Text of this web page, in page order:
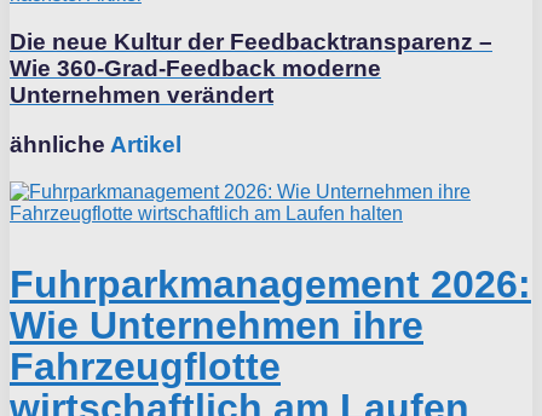
Die neue Kultur der Feedbacktransparenz –
Wie 360-Grad-Feedback moderne
Unternehmen verändert
ähnliche Artikel
Fuhrparkmanagement 2026:
Wie Unternehmen ihre
Fahrzeugflotte
wirtschaftlich am Laufen